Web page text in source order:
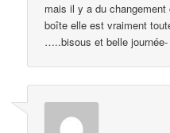
mais il y a du
boîte elle est vraiment
…..bisous et belle journée-